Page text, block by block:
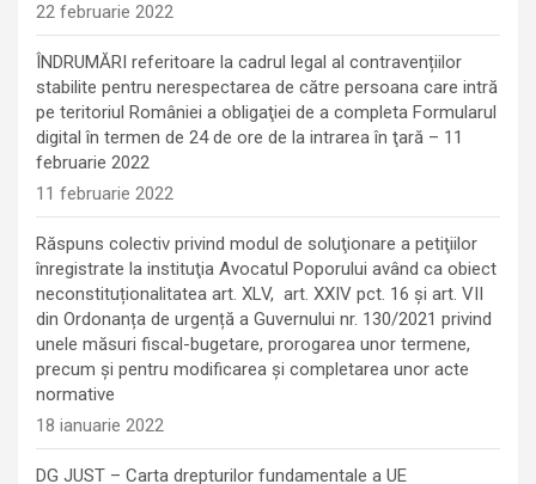
22 februarie 2022
ÎNDRUMĂRI referitoare la cadrul legal al contravențiilor
stabilite pentru nerespectarea de către persoana care intră
pe teritoriul României a obligaţiei de a completa Formularul
digital în termen de 24 de ore de la intrarea în ţară – 11
februarie 2022
11 februarie 2022
Răspuns colectiv privind modul de soluţionare a petiţiilor
înregistrate la instituţia Avocatul Poporului având ca obiect
neconstituționalitatea art. XLV, art. XXIV pct. 16 și art. VII
din Ordonanța de urgență a Guvernului nr. 130/2021 privind
unele măsuri fiscal-bugetare, prorogarea unor termene,
precum şi pentru modificarea şi completarea unor acte
normative
18 ianuarie 2022
DG JUST – Carta drepturilor fundamentale a UE